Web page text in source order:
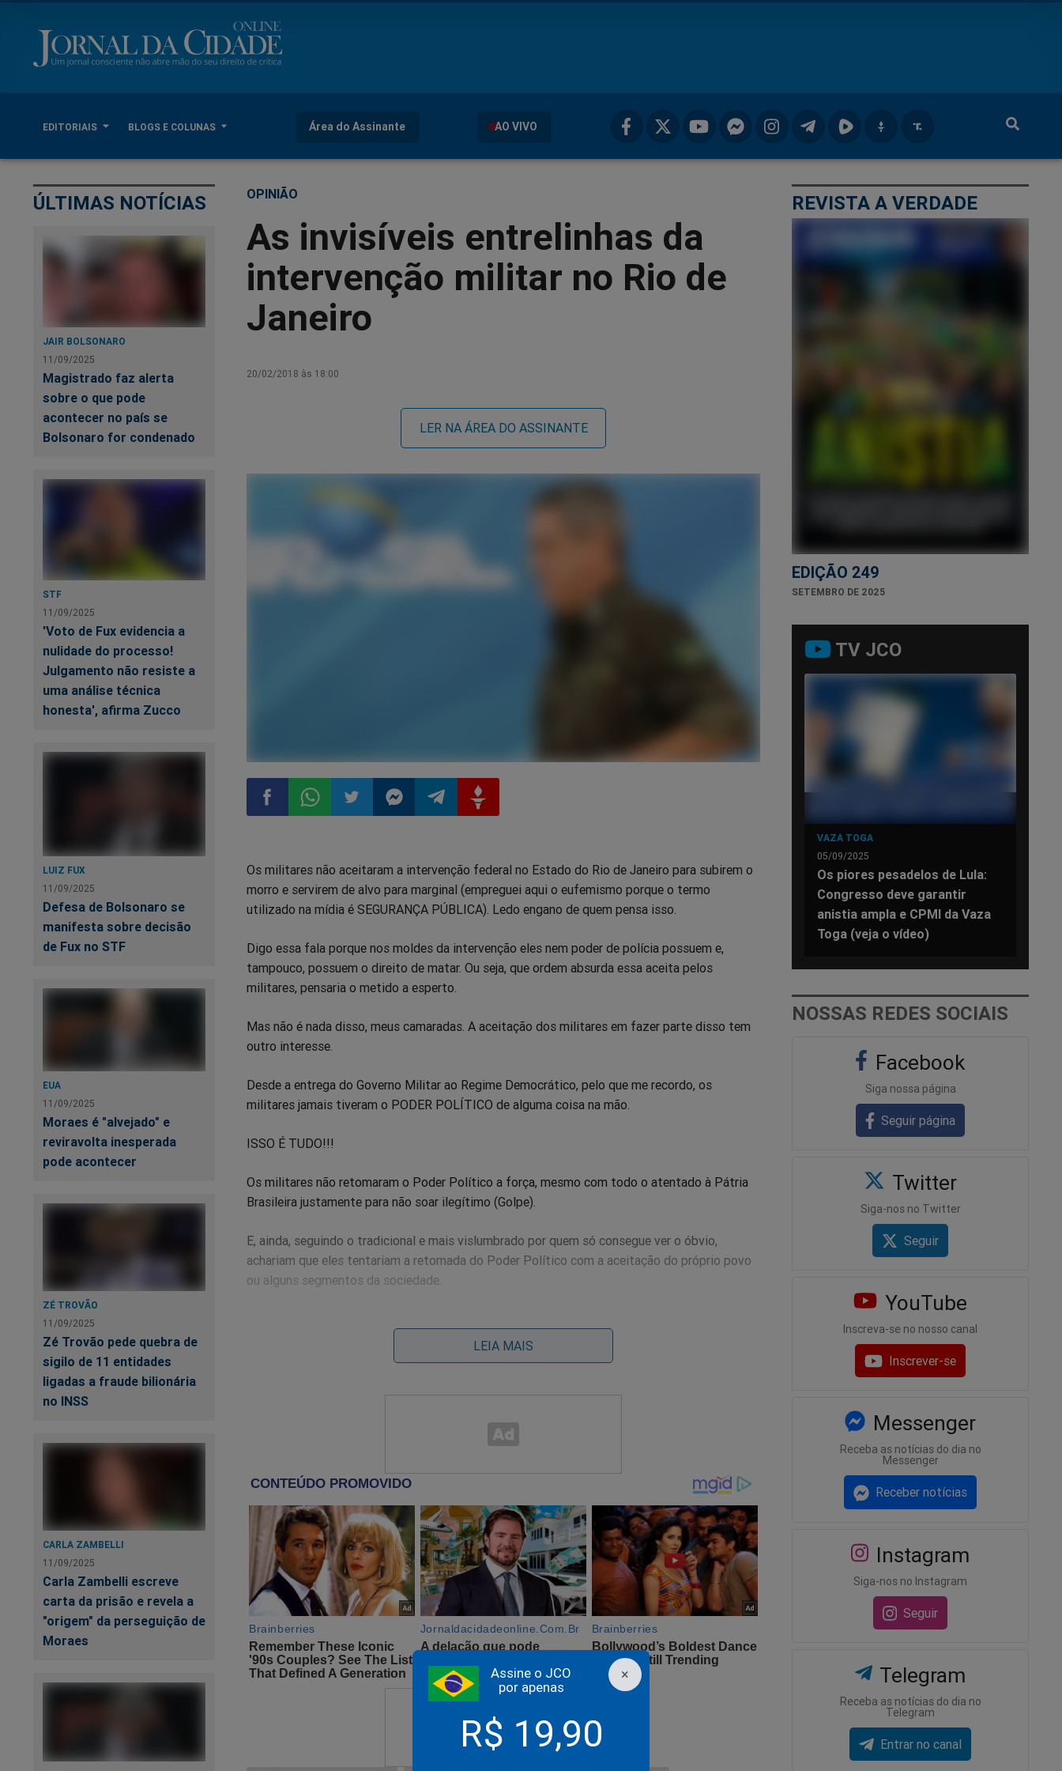
EDITORIAIS BLOGS E COLUNAS Área do Assinante AO VIVO
×
Assine o JCO
por apenas
R$ 19,90
ÚLTIMAS NOTÍCIAS
JAIR BOLSONARO
11/09/2025
Magistrado faz alerta
sobre o que pode
acontecer no país se
Bolsonaro for condenado
STF
11/09/2025
'Voto de Fux evidencia a
nulidade do processo!
Julgamento não resiste a
uma análise técnica
honesta', afirma Zucco
LUIZ FUX
11/09/2025
Defesa de Bolsonaro se
manifesta sobre decisão
de Fux no STF
EUA
11/09/2025
Moraes é "alvejado" e
reviravolta inesperada
pode acontecer
ZÉ TROVÃO
11/09/2025
Zé Trovão pede quebra de
sigilo de 11 entidades
ligadas a fraude bilionária
no INSS
CARLA ZAMBELLI
11/09/2025
Carla Zambelli escreve
carta da prisão e revela a
"origem" da perseguição de
Moraes
OPINIÃO
As invisíveis entrelinhas da
intervenção militar no Rio de
Janeiro
20/02/2018 às 18:00
LER NA ÁREA DO ASSINANTE
no
Facebook
no
Whatsapp
no
Twitter
no
Messenger
no
Telegram
no
Gettr
Os militares não aceitaram a intervenção federal no Estado do Rio de Janeiro para subirem o
morro e servirem de alvo para marginal (empreguei aqui o eufemismo porque o termo
utilizado na mídia é SEGURANÇA PÚBLICA). Ledo engano de quem pensa isso.
Digo essa fala porque nos moldes da intervenção eles nem poder de polícia possuem e,
tampouco, possuem o direito de matar. Ou seja, que ordem absurda essa aceita pelos
militares, pensaria o metido a esperto.
Mas não é nada disso, meus camaradas. A aceitação dos militares em fazer parte disso tem
outro interesse.
Desde a entrega do Governo Militar ao Regime Democrático, pelo que me recordo, os
militares jamais tiveram o PODER POLÍTICO de alguma coisa na mão.
ISSO É TUDO!!!
Os militares não retomaram o Poder Político a força, mesmo com todo o atentado à Pátria
Brasileira justamente para não soar ilegítimo (Golpe).
E, ainda, seguindo o tradicional e mais vislumbrado por quem só consegue ver o óbvio,
achariam que eles tentariam a retomada do Poder Político com a aceitação do próprio povo
ou alguns segmentos da sociedade.
estardalhaço. Impossível acontecer novamente como em 1964.
decorrentes que seguirão não necessariamente precisam respeitar a lei.
O chicote, já mudou de mão.
Eduardo Paz retorna ao Rio e samba enquanto assessores agridem
cidadão (Veja o Vídeo)
LEIA MAIS
REVISTA A VERDADE
EDIÇÃO 249
SETEMBRO DE 2025
TV JCO
VAZA TOGA
05/09/2025
Os piores pesadelos de Lula:
Congresso deve garantir
anistia ampla e CPMI da Vaza
Toga (veja o vídeo)
NOSSAS REDES SOCIAIS
Facebook
Siga nossa página
Seguir página
Twitter
Siga-nos no Twitter
Seguir
YouTube
Inscreva-se no nosso canal
Inscrever-se
Messenger
Receba as notícias do dia no
Messenger
Receber notícias
Instagram
Siga-nos no Instagram
Seguir
Telegram
Receba as notícias do dia no
Telegram
Entrar no canal